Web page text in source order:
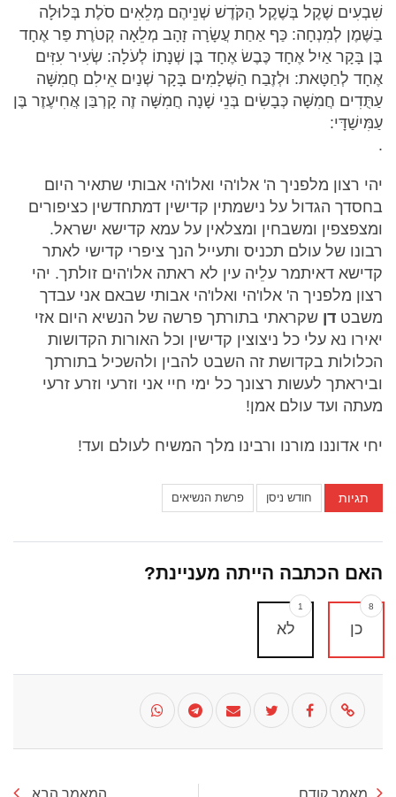
שִׁבְעִים שֶׁקֶל בְּשֶׁקֶל הַקֹּדֶשׁ שְׁנֵיהֶם מְלֵאִים סֹלֶת בְּלוּלָה
בַשֶּׁמֶן לְמִנְחָה: כַּף אַחַת עֲשָׂרָה זָהָב מְלֵאָה קְטֹרֶת פַּר אֶחָד
בֶּן בָּקָר אַיִל אֶחָד כֶּבֶשׂ אֶחָד בֶּן שְׁנָתוֹ לְעֹלָה: שְׂעִיר עִזִּים
אֶחָד לְחַטָּאת: וּלְזֶבַח הַשְּׁלָמִים בָּקָר שְׁנַיִם אֵילִם חֲמִשָּׁה
עַתֻּדִים חֲמִשָּׁה כְּבָשִׂים בְּנֵי שָׁנָה חֲמִשָּׁה זֶה קָרְבַּן אֲחִיעֶזֶר בֶּן
עַמִּישַׁדָּי:
.
יהי רצון מלפניך ה' אלו'הי ואלו'הי אבותי שתאיר היום
בחסדך הגדול על נישמתין קדישין דמתחדשין כציפורים
ומצפצפין ומשבחין ומצלאין על עמא קדישא ישראל.
רבונו של עולם תכניס ותעייל הנך ציפרי קדישי לאתר
קדישא דאיתמר עלֵיה עין לא ראתה אלו'הים זולתך. יהי
רצון מלפניך ה' אלו'הי ואלו'הי אבותי שבאם אני עבדך
משבט דן שקראתי בתורתך פרשה של הנשיא היום אזי
יאירו נא עלי כל ניצוצין קדישין וכל האורות הקדושות
הכלולות בקדושת זה השבט להבין ולהשכיל בתורתך
וביראתך לעשות רצונך כל ימי חיי אני וזרעי וזרע זרעי
מעתה ועד עולם אמן!
יחי אדוננו מורנו ורבינו מלך המשיח לעולם ועד!
תגיות חודש ניסן פרשת הנשיאים
האם הכתבה הייתה מעניינת?
כן
8
לא
1
מאמר קודם המאמר הבא